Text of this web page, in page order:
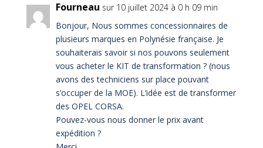
Fourneau sur 10 juillet 2024 à 0 h 09 min
Bonjour, Nous sommes concessionnaires de
plusieurs marques en Polynésie française. Je
souhaiterais savoir si nos pouvons seulement
vous acheter le KIT de transformation ? (nous
avons des techniciens sur place pouvant
s’occuper de la MOE). L’idée est de transformer
des OPEL CORSA.
Pouvez-vous nous donner le prix avant
expédition ?